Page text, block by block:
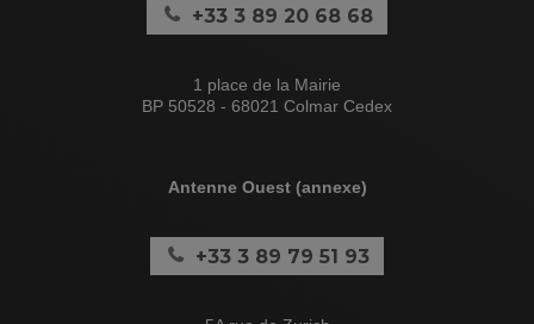
+33 3 89 20 68 68
1 place de la Mairie
BP 50528 - 68021 Colmar Cedex
Antenne Ouest (annexe)
+33 3 89 79 51 93